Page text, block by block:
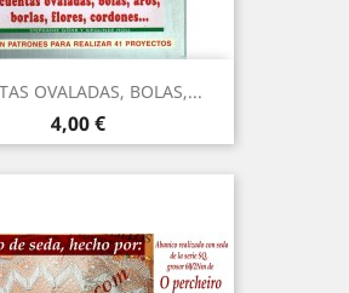
OVALADAS, BOLAS,...
Precio
4,00 €